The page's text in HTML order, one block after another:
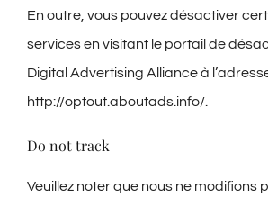
En outre, vous pouvez désactiver
services en visitant le portail de
Digital Advertising Alliance à
http://optout.aboutads.info/.
Do not track
Veuillez noter que nous ne modifions